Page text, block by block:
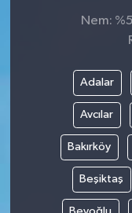
Nem:
Adalar
Avcılar
Bakırköy
Beşiktaş